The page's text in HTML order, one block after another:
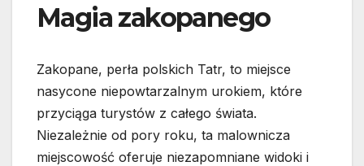
Magia zakopanego
Zakopane, perła polskich Tatr, to miejsce
nasycone niepowtarzalnym urokiem, które
przyciąga turystów z całego świata.
Niezależnie od pory roku, ta malownicza
miejscowość oferuje niezapomniane widoki i